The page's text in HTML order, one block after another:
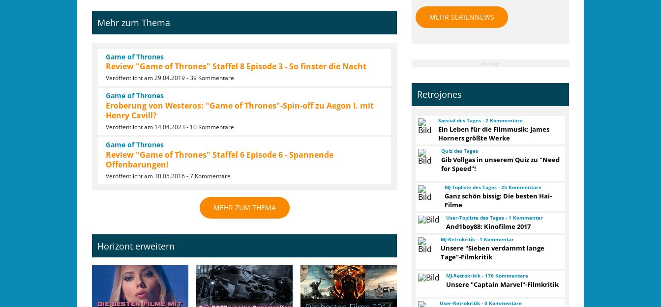
Mehr zum Thema
Game of Thrones
Review "Game of Thrones" Staffel 8 Episode 3 - So finster die Nacht
Veröffentlicht am 29.04.2019 - 39 Kommentare
Game of Thrones
Eroberung von Westeros: "Game of Thrones"-Spin-off zu Aegon I. mit
Henry Cavill?
Veröffentlicht am 14.04.2023 - 10 Kommentare
Game of Thrones
Review "Game of Thrones" Staffel 6 Episode 6 - Spannende
Offenbarungen!
Veröffentlicht am 30.05.2016 - 7 Kommentare
MEHR ZUM THEMA
Horizont erweitern
MEHR SERIENNEWS
Anzeige
Retrojones
Special des Tages - 2 Kommentare
Ein Leben für die Filmmusik: James
Horners größte Werke
Quiz des Tages
Gib Vollgas in unserem Quiz zu "Need
for Speed"!
MJ-Topliste des Tages - 25 Kommentare
Ganz schön bissig: Die besten Hai-
Filme
User-Topliste des Tages - 1 Kommentar
And1boy88: Kinofilme 2017
MJ-Retrokritik - 1 Kommentar
Unsere "Sieben verdammt lange
Tage"-Filmkritik
MJ-Retrokritik - 176 Kommentare
Unsere "Captain Marvel"-Filmkritik
User-Retrokritik - 0 Kommentare